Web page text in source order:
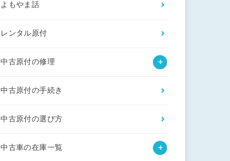
よもやま話
レンタル原付
中古原付の修理
中古原付の手続き
中古原付の選び方
中古車の在庫一覧